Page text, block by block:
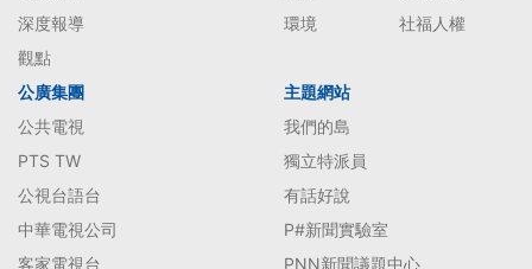
深度報導
觀點
環境
社福人權
公廣集團
公共電視
PTS TW
公視台語台
中華電視公司
客家電視台
主題網站
我們的島
獨立特派員
有話好說
P#新聞實驗室
PNN新聞議題中心